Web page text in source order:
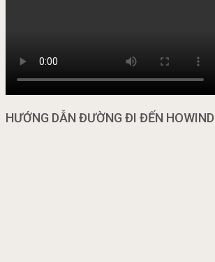
HƯỚNG DẪN ĐƯỜNG ĐI ĐẾN